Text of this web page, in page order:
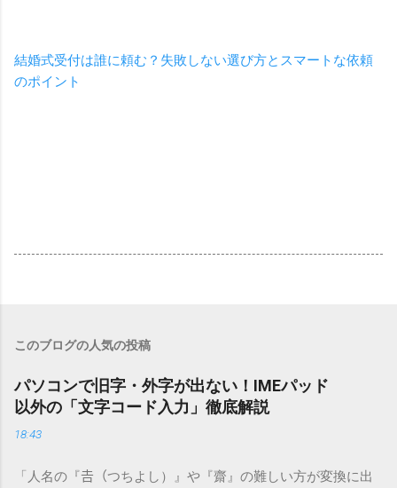
結婚式受付は誰に頼む？失敗しない選び方とスマートな依頼
のポイント
このブログの人気の投稿
パソコンで旧字・外字が出ない！IMEパッド
以外の「文字コード入力」徹底解説
18:43
「人名の『𠮷（つちよし）』や『齋』の難しい方が変換に出